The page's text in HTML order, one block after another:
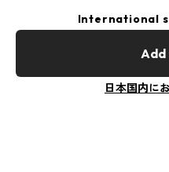
International
日本国内に